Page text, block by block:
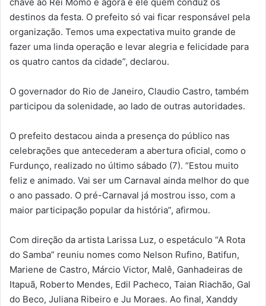
destinos da festa. O prefeito só vai ficar responsável pela
organização. Temos uma expectativa muito grande de
fazer uma linda operação e levar alegria e felicidade para
os quatro cantos da cidade”, declarou.
O governador do Rio de Janeiro, Claudio Castro, também
participou da solenidade, ao lado de outras autoridades.
O prefeito destacou ainda a presença do público nas
celebrações que antecederam a abertura oficial, como o
Furdunço, realizado no último sábado (7). “Estou muito
feliz e animado. Vai ser um Carnaval ainda melhor do que
o ano passado. O pré-Carnaval já mostrou isso, com a
maior participação popular da história”, afirmou.
Com direção da artista Larissa Luz, o espetáculo “A Rota
do Samba” reuniu nomes como Nelson Rufino, Batifun,
Mariene de Castro, Márcio Victor, Malê, Ganhadeiras de
Itapuã, Roberto Mendes, Edil Pacheco, Taian Riachão, Gal
do Beco, Juliana Ribeiro e Ju Moraes. Ao final, Xanddy